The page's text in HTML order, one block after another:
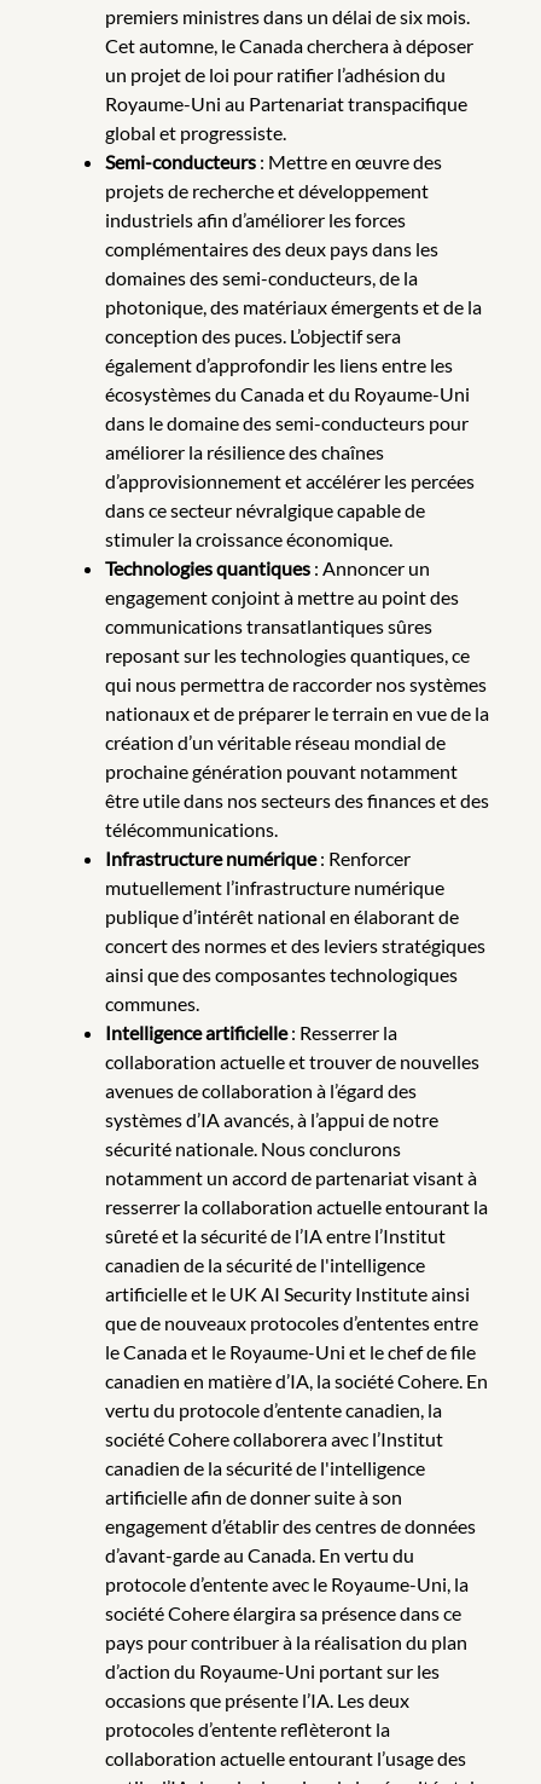
premiers ministres dans un délai de six mois.
Cet automne, le Canada cherchera à déposer
un projet de loi pour ratifier l’adhésion du
Royaume-Uni au Partenariat transpacifique
global et progressiste.
Semi-conducteurs : Mettre en œuvre des
projets de recherche et développement
industriels afin d’améliorer les forces
complémentaires des deux pays dans les
domaines des semi-conducteurs, de la
photonique, des matériaux émergents et de la
conception des puces. L’objectif sera
également d’approfondir les liens entre les
écosystèmes du Canada et du Royaume-Uni
dans le domaine des semi-conducteurs pour
améliorer la résilience des chaînes
d’approvisionnement et accélérer les percées
dans ce secteur névralgique capable de
stimuler la croissance économique.
Technologies quantiques : Annoncer un
engagement conjoint à mettre au point des
communications transatlantiques sûres
reposant sur les technologies quantiques, ce
qui nous permettra de raccorder nos systèmes
nationaux et de préparer le terrain en vue de la
création d’un véritable réseau mondial de
prochaine génération pouvant notamment
être utile dans nos secteurs des finances et des
télécommunications.
Infrastructure numérique: Renforcer
mutuellement l’infrastructure numérique
publique d’intérêt national en élaborant de
concert des normes et des leviers stratégiques
ainsi que des composantes technologiques
communes.
Intelligence artificielle: Resserrer la
collaboration actuelle et trouver de nouvelles
avenues de collaboration à l’égard des
systèmes d’IA avancés, à l’appui de notre
sécurité nationale. Nous conclurons
notamment un accord de partenariat visant à
resserrer la collaboration actuelle entourant la
sûreté et la sécurité de l’IA entre l’Institut
canadien de la sécurité de l'intelligence
artificielle et le UK AI Security Institute ainsi
que de nouveaux protocoles d’ententes entre
le Canada et le Royaume-Uni et le chef de file
canadien en matière d’IA, la société Cohere. En
vertu du protocole d’entente canadien, la
société Cohere collaborera avec l’Institut
canadien de la sécurité de l'intelligence
artificielle afin de donner suite à son
engagement d’établir des centres de données
d’avant-garde au Canada. En vertu du
protocole d’entente avec le Royaume-Uni, la
société Cohere élargira sa présence dans ce
pays pour contribuer à la réalisation du plan
d’action du Royaume-Uni portant sur les
occasions que présente l’IA. Les deux
protocoles d’entente reflèteront la
collaboration actuelle entourant l’usage des